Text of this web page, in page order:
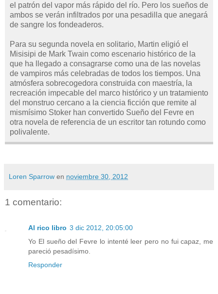
el patrón del vapor más rápido del río. Pero los sueños de
ambos se verán infiltrados por una pesadilla que anegará
de sangre los fondeaderos.
Para su segunda novela en solitario, Martin eligió el
Misisipi de Mark Twain como escenario histórico de la
que ha llegado a consagrarse como una de las novelas
de vampiros más celebradas de todos los tiempos. Una
atmósfera sobrecogedora construida con maestría, la
recreación impecable del marco histórico y un tratamiento
del monstruo cercano a la ciencia ficción que remite al
mismísimo Stoker han convertido Sueño del Fevre en
otra novela de referencia de un escritor tan rotundo como
polivalente.
Loren Sparrow en noviembre 30, 2012
1 comentario:
Al rico libro 3 dic 2012, 20:05:00
Yo El sueño del Fevre lo intenté leer pero no fui capaz, me
pareció pesadísimo.
Responder